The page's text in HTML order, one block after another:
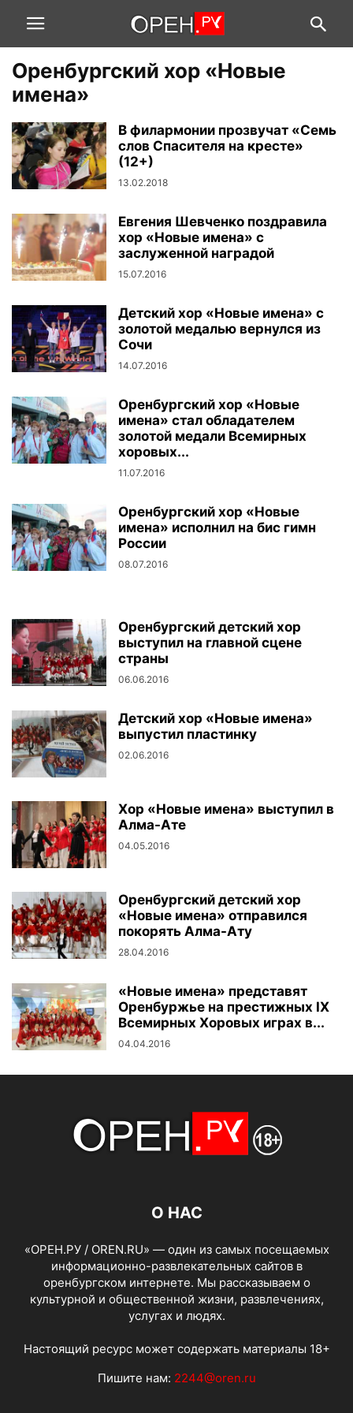
Оренбургский хор «Новые
имена»
В филармонии прозвучат «Семь
слов Спасителя на кресте»
(12+)
13.02.2018
Евгения Шевченко поздравила
хор «Новые имена» с
заслуженной наградой
15.07.2016
Детский хор «Новые имена» с
золотой медалью вернулся из
Сочи
14.07.2016
Оренбургский хор «Новые
имена» стал обладателем
золотой медали Всемирных
хоровых...
11.07.2016
Оренбургский хор «Новые
имена» исполнил на бис гимн
России
08.07.2016
Оренбургский детский хор
выступил на главной сцене
страны
06.06.2016
Детский хор «Новые имена»
выпустил пластинку
02.06.2016
Хор «Новые имена» выступил в
Алма-Ате
04.05.2016
Оренбургский детский хор
«Новые имена» отправился
покорять Алма-Ату
28.04.2016
«Новые имена» представят
Оренбуржье на престижных IX
Всемирных Хоровых играх в...
04.04.2016
О НАС
«ОРЕН.РУ / OREN.RU» — один из самых посещаемых
информационно-развлекательных сайтов в
оренбургском интернете. Мы рассказываем о
культурной и общественной жизни, развлечениях,
услугах и людях.
Настоящий ресурс может содержать материалы 18+
Пишите нам: 2244@oren.ru